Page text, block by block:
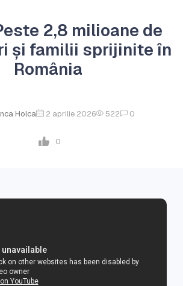
2,8 milioane de
și familii sprijinite în
România
Holca 2 aprilie 2026 522 0
0